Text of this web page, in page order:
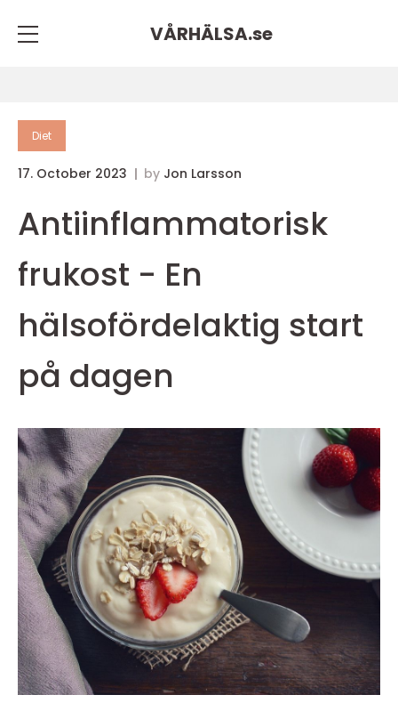
VÅRHÄLSA.se
Diet
17. October 2023 by Jon Larsson
Antiinflammatorisk
frukost - En
hälsofördelaktig start
på dagen